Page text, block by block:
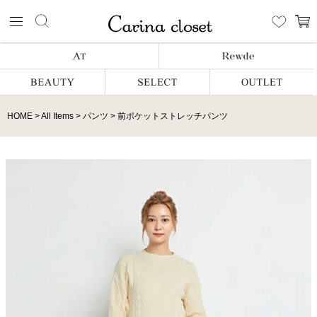
HOME All Items パンツ 前ポケットストレッチパンツ